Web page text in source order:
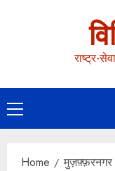
राष्ट्र-
Home मुज़फ़्फ़रनगर